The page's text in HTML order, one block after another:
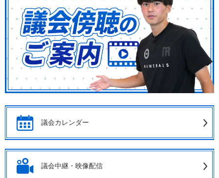
議会カレンダー
議会中継・映像配信